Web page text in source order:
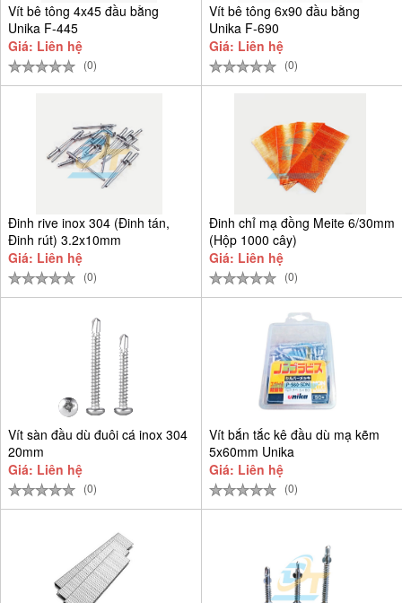
Vít bê tông 4x45 đầu bằng
Unika F-445
Giá: Liên hệ
(0)
Vít bê tông 6x90 đầu bằng
Unika F-690
Giá: Liên hệ
(0)
Đinh rive inox 304 (Đinh tán,
Đinh rút) 3.2x10mm
Giá: Liên hệ
(0)
Đinh chỉ mạ đồng Meite 6/30mm
(Hộp 1000 cây)
Giá: Liên hệ
(0)
Vít sàn đầu dù đuôi cá inox 304
20mm
Giá: Liên hệ
(0)
Vít bắn tắc kê đầu dù mạ kẽm
5x60mm Unika
Giá: Liên hệ
(0)